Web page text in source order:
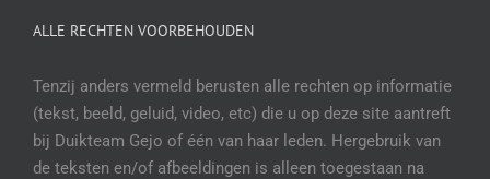
ALLE RECHTEN VOORBEHOUDEN
Tenzij anders vermeld berusten alle rechten op informatie
(tekst, beeld, geluid, video, etc) die u op deze site aantreft
bij Duikteam Gejo of één van haar leden. Hergebruik van
de teksten en/of afbeeldingen is alleen toegestaan na